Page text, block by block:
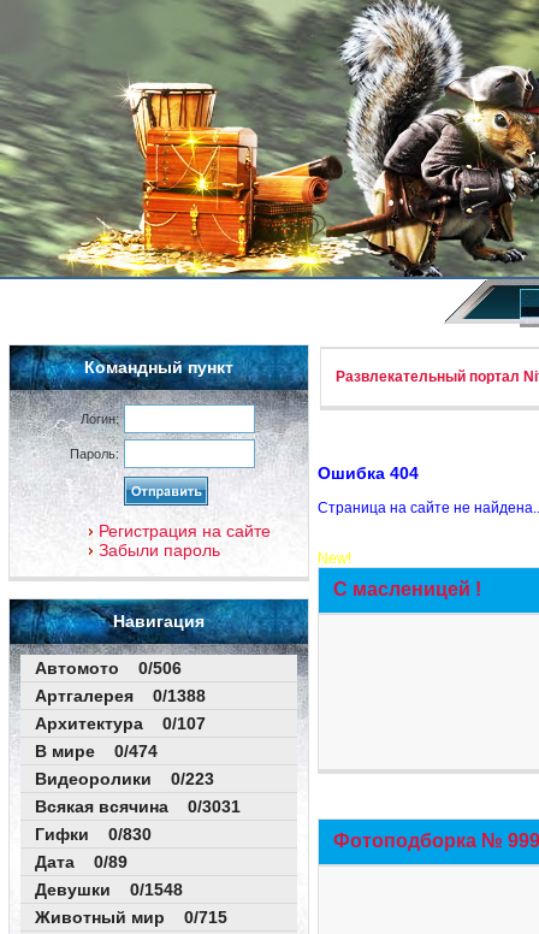
Командный пункт
Логин:
Пароль:
Регистрация на сайте
Забыли пароль
Навигация
Автомото 0/506
Артгалерея 0/1388
Архитектура 0/107
В мире 0/474
Видеоролики 0/223
Всякая всячина 0/3031
Гифки 0/830
Дата 0/89
Девушки 0/1548
Животный мир 0/715
Развлекательный портал
Ошибка 404
Страница на сайте не
New!
С масленицей !
Фотоподборка №